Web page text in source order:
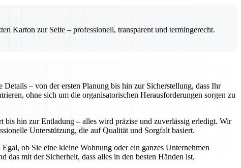
Karton zur Seite – professionell, transparent und termingerecht.
– von der ersten Planung bis hin zur Sicherstellung, dass Ihr
ohne sich um die organisatorischen Herausforderungen sorgen zu
bis hin zur Entladung – alles wird präzise und zuverlässig erledigt. Wir
Unterstützung, die auf Qualität und Sorgfalt basiert.
ob Sie eine kleine Wohnung oder ein ganzes Unternehmen
mit der Sicherheit, dass alles in den besten Händen ist.